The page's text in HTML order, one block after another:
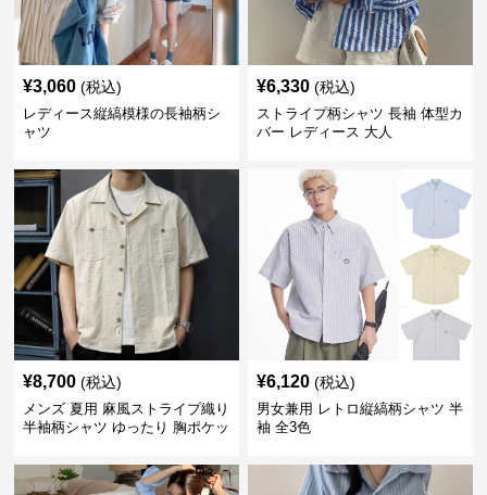
¥3,060 (税込)
レディース縦縞模様の長袖柄シ
ャツ
¥6,330 (税込)
ストライプ柄シャツ 長袖 体型カ
バー レディース 大人
¥8,700 (税込)
メンズ 夏用 麻風ストライプ織り
半袖柄シャツ ゆったり 胸ポケッ
¥6,120 (税込)
男女兼用 レトロ縦縞柄シャツ 半
袖 全3色